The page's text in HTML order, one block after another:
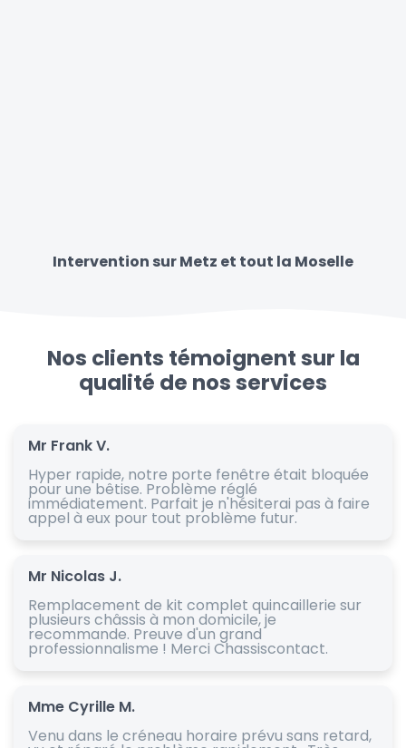
Intervention sur Metz et tout la Moselle
Nos clients témoignent sur la
qualité de nos services
Mr Frank V.
Hyper rapide, notre porte fenêtre était bloquée
pour une bêtise. Problème réglé
immédiatement. Parfait je n'hésiterai pas à faire
appel à eux pour tout problème futur.
Mr Nicolas J.
Remplacement de kit complet quincaillerie sur
plusieurs châssis à mon domicile, je
recommande. Preuve d'un grand
professionnalisme ! Merci Chassiscontact.
Mme Cyrille M.
Venu dans le créneau horaire prévu sans retard,